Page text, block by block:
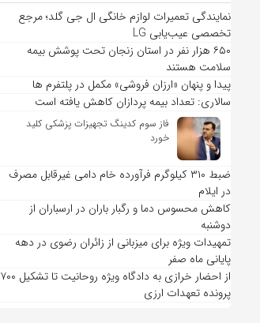
نمایندگی تعمیرات لوازم خانگی ال جی گلد؛ مرجع
تخصصی عیب‌یابی LG
۶۵۰ هزار نفر در استان زنجان تحت پوشش بیمه
سلامت هستند
پیدا و پنهان «ارزان فروشی» مکمل در پلتفرم ها
سالاری: تعداد بیمه پردازان کاهش یافته است
فاز سوم کدینگ تجهیزات پزشکی کلید
خورد
ضبط ۳۱۰ کیلوگرم فرآورده خام دامی غیرقابل مصرف
در ایلام
کاهش محسوس دما و رگبار باران در ارسباران از
دوشنبه
تمهیدات ویژه برای میزبانی از زائران رضوی در دهه
پایانی ماه صفر
از احضار خرازی به دادگاه ویژه روحانیت تا تشکیل ۷۰۰
پرونده تعهدات ارزی